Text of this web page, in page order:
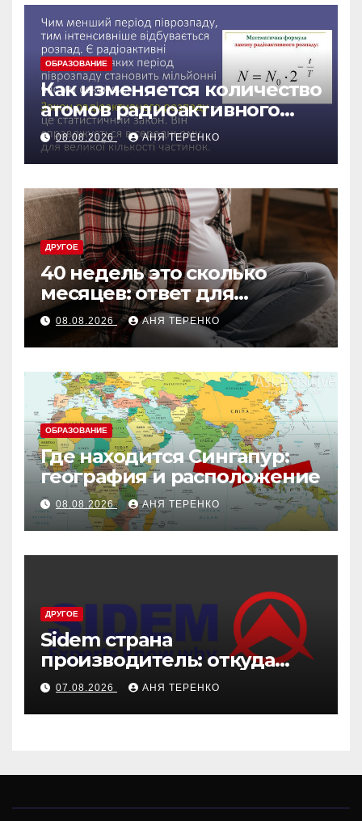
ОБРАЗОВАНИЕ
Как изменяется количество
атомов радиоактивного
препарата со временем
08.08.2026 АНЯ ТЕРЕНКО
ДРУГОЕ
40 недель это сколько
месяцев: ответ для
беременных и не только
08.08.2026 АНЯ ТЕРЕНКО
ОБРАЗОВАНИЕ
Где находится Сингапур:
география и расположение
08.08.2026 АНЯ ТЕРЕНКО
ДРУГОЕ
Sidem страна
производитель: откуда
родом эти детали
07.08.2026 АНЯ ТЕРЕНКО